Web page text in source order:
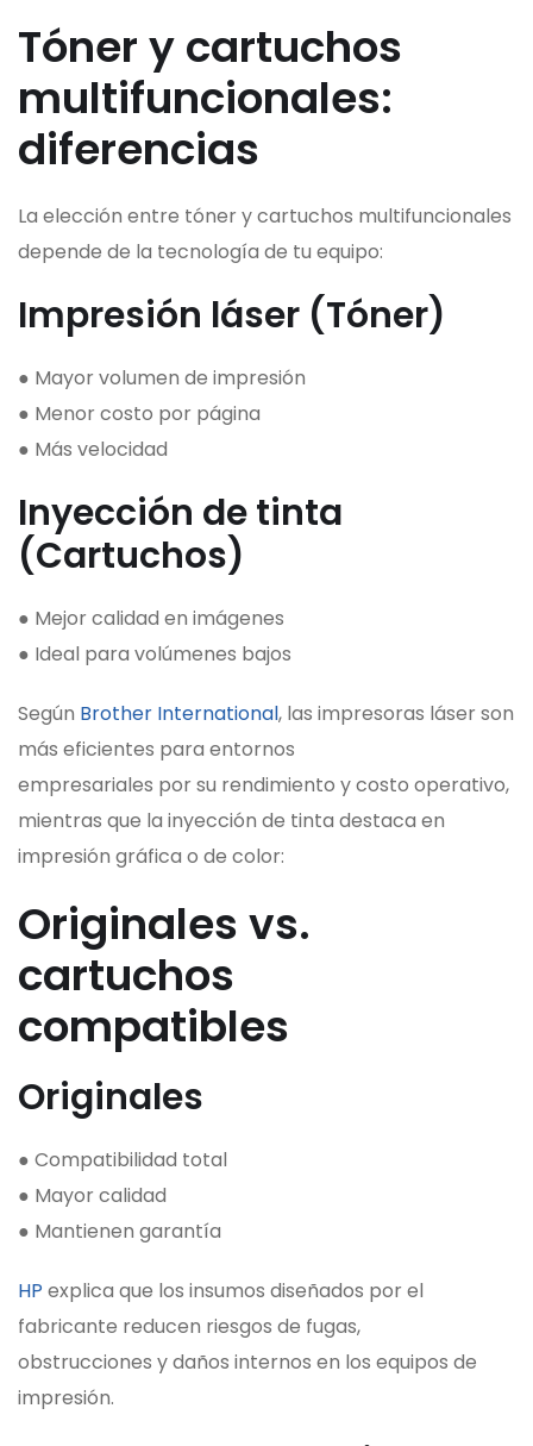
Tóner y cartuchos
multifuncionales:
diferencias
La elección entre tóner y cartuchos multifuncionales
depende de la tecnología de tu equipo:
Impresión láser (Tóner)
● Mayor volumen de impresión
● Menor costo por página
● Más velocidad
Inyección de tinta
(Cartuchos)
● Mejor calidad en imágenes
● Ideal para volúmenes bajos
Según Brother International, las impresoras láser son
más eficientes para entornos
empresariales por su rendimiento y costo operativo,
mientras que la inyección de tinta destaca en
impresión gráfica o de color:
Originales vs.
cartuchos
compatibles
Originales
● Compatibilidad total
● Mayor calidad
● Mantienen garantía
HP explica que los insumos diseñados por el
fabricante reducen riesgos de fugas,
obstrucciones y daños internos en los equipos de
impresión.